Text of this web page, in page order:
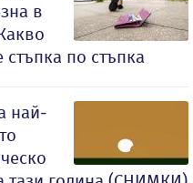
в
стъпка по стъпка
най-